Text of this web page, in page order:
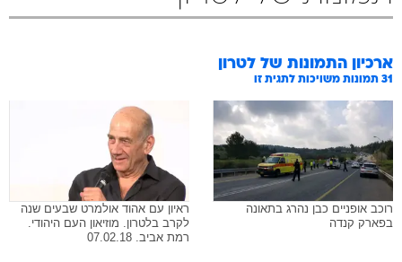
ארכיון התמונות של לטרון
31 תמונות משויכות לתגית זו
רוכב אופניים כבן נהרג בתאונה
בפארק קנדה
ראיון עם אהוד אולמרט שבעים שנה
לקרב בלטרון. מוזיאון העם היהודי.
רמת אביב. 07.02.18